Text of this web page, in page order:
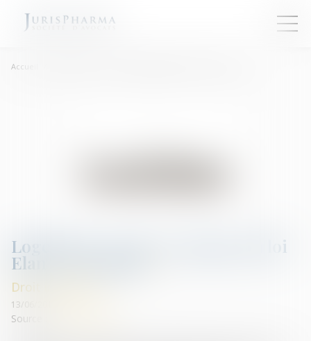
Accueil
Logement : ce que va changer la loi
Elan - Les Echos
Droit immobilier
13/06/2018
Source :